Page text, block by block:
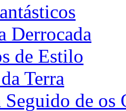
Derrocada
de Estilo
Terra
de os